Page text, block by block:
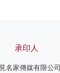
承印人
名家傳媒有限公司